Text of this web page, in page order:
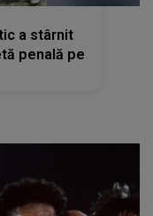
a stârnit
penală pe